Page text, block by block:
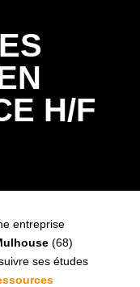
H/F
entreprise
(68)
ses études